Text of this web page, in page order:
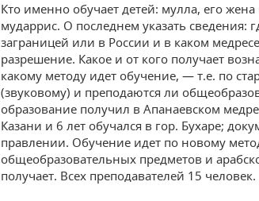
Кто именно обучает детей: мулла, его
мударрис. О последнем указать сведения:
заграницей или в России и в каком
разрешение. Какое и от кого получает
какому методу идет обучение, — т.е. по
(звуковому) и преподаются ли
образование получил в Апанаевском
Казани и 6 лет обучался в гор. Бухаре;
правлении. Обучение идет по новому
общеобразовательных предметов и
получает. Всех преподавателей 15 человек.